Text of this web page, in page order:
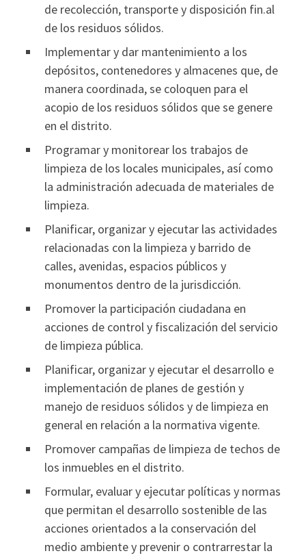
de recolección, transporte y disposición fin.al
de los residuos sólidos.
Implementar y dar mantenimiento a los
depósitos, contenedores y almacenes que, de
manera coordinada, se coloquen para el
acopio de los residuos sólidos que se genere
en el distrito.
Programar y monitorear los trabajos de
limpieza de los locales municipales, así como
la administración adecuada de materiales de
limpieza.
Planificar, organizar y ejecutar las actividades
relacionadas con la limpieza y barrido de
calles, avenidas, espacios públicos y
monumentos dentro de la jurisdicción.
Promover la participación ciudadana en
acciones de control y fiscalización del servicio
de limpieza pública.
Planificar, organizar y ejecutar el desarrollo e
implementación de planes de gestión y
manejo de residuos sólidos y de limpieza en
general en relación a la normativa vigente.
Promover campañas de limpieza de techos de
los inmuebles en el distrito.
Formular, evaluar y ejecutar políticas y normas
que permitan el desarrollo sostenible de las
acciones orientados a la conservación del
medio ambiente y prevenir o contrarrestar la